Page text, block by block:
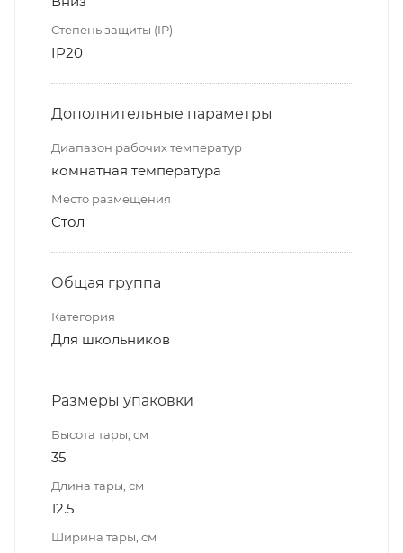
Степень защиты (IP)
IP20
Дополнительные параметры
Диапазон рабочих температур
комнатная температура
Место размещения
Стол
Общая группа
Категория
Для школьников
Размеры упаковки
Высота тары, см
35
Длина тары, см
12.5
Ширина тары, см